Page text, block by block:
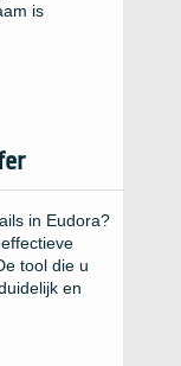
is
in Eudora?
tool die u
en